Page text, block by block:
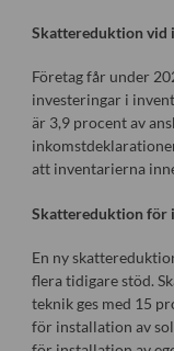
Skattereduktion vid
Företag får under
investeringar i
är 3,9 procent av
att inventarierna
Skattereduktion för
En ny
flera tidigare stöd.
teknik ges med 15
för installation av